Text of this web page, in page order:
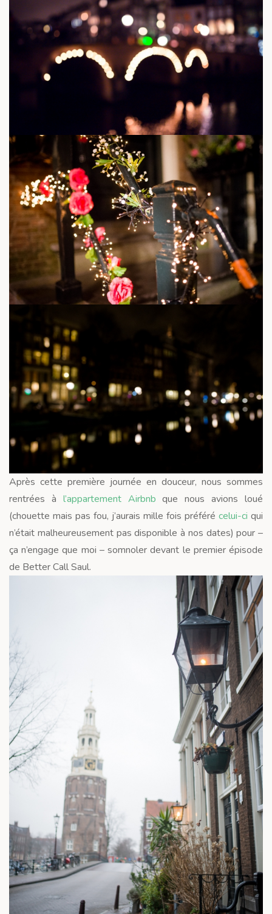
Après cette première journée en douceur, nous sommes
rentrées à l’appartement Airbnb que nous avions loué
(chouette mais pas fou, j’aurais mille fois préféré celui-ci qui
n’était malheureusement pas disponible à nos dates) pour –
ça n’engage que moi – somnoler devant le premier épisode
de Better Call Saul.